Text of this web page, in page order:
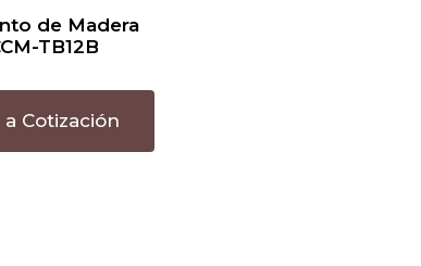
de Madera
TB12B
Cotización